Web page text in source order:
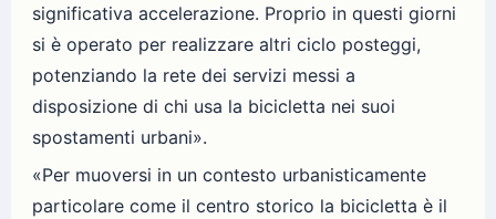
significativa accelerazione. Proprio in questi giorni
si è operato per realizzare altri ciclo posteggi,
potenziando la rete dei servizi messi a
disposizione di chi usa la bicicletta nei suoi
spostamenti urbani».
«Per muoversi in un contesto urbanisticamente
particolare come il centro storico la bicicletta è il